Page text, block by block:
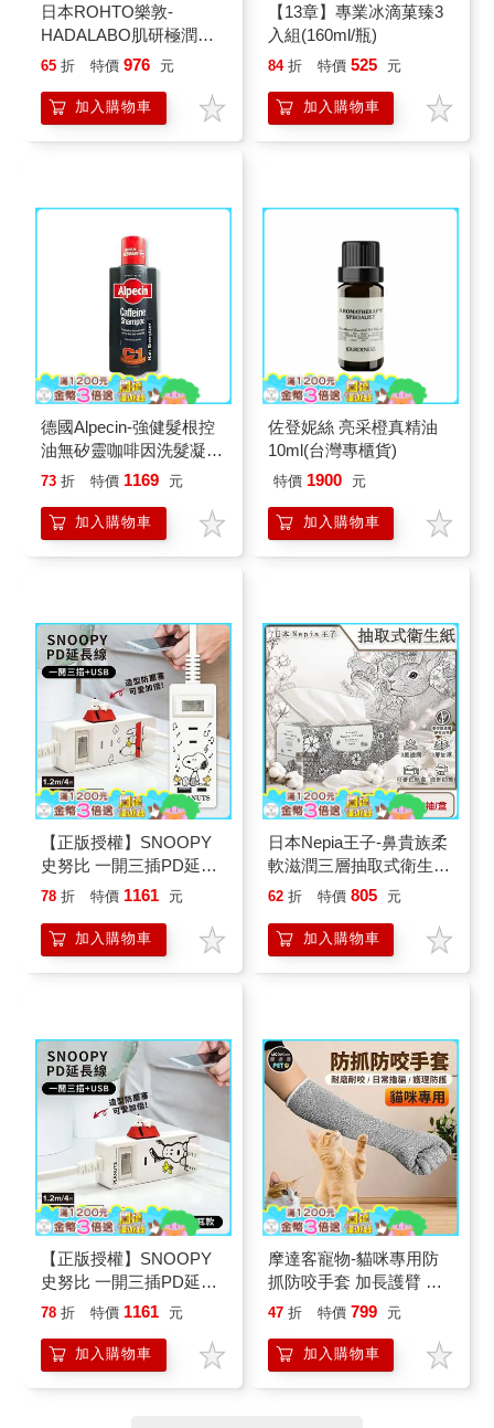
日本ROHTO樂敦-
HADALABO肌研極潤金
緻7重玻尿酸高效保濕潤
瓶(Premium臉部肌膚護
理乳霜,素顏保養乾肌水
65 折 特價 976 元
加入購物車
【13章】專業冰滴菓臻3
入組(160ml/瓶)
84 折 特價 525 元
加入購物車
德國Alpecin-強健髮根控
油無矽靈咖啡因洗髮凝露
375ml/瓶-C1強健髮根(護
洗髮液/0矽靈滋潤洗頭髮
水/一般髮質適用)
73 折 特價 1169 元
加入購物車
佐登妮絲 亮采橙真精油
10ml(台灣專櫃貨)
特價 1900 元
加入購物車
【正版授權】SNOOPY
史努比 一開三插PD延長
線1.2M (附紅屋造型防塵
78 折 特價 1161 元
加入購物車
日本Nepia王子-鼻貴族柔
軟滋潤三層抽取式衛生紙
150抽/盒-著色印花款(藝
妮飄擤鼻舒適紙手
帕/Hana Celeb無螢光劑
62 折 特價 805 元
加入購物車
【正版授權】SNOOPY
史努比 一開三插PD延長
線1.2M （附紅屋造型防
78 折 特價 1161 元
加入購物車
摩達客寵物-貓咪專用防
抓防咬手套 加長護臂 耐
磨耐咬 日常擼貓 護理防
47 折 特價 799 元
加入購物車